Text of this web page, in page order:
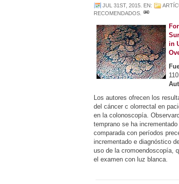
JUL 31ST, 2015 . EN:
RECOMENDADOS
in
Los autores ofrecen los
del cáncer c olorrectal en
en la colonoscopía.
temprano se ha
comparada con períodos
incrementado e diagnóstico
uso de la cromoendoscopía,
el examen con luz blanca.